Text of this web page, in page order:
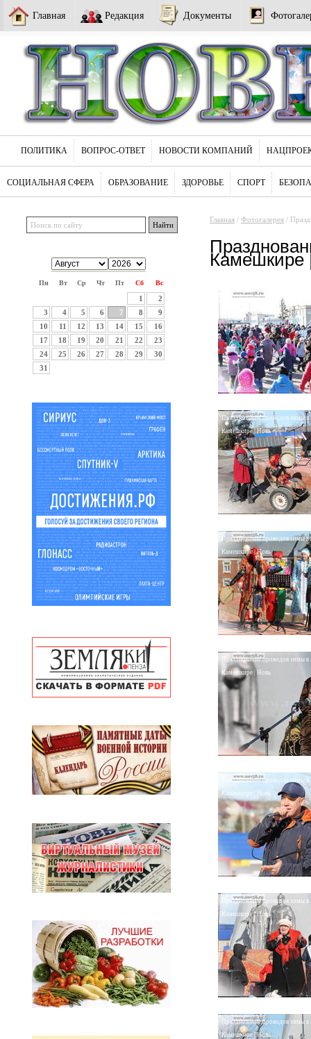
Главная Редакция Документы
ПОЛИТИКА ВОПРОС-ОТВЕТ НОВОСТИ КОМПАНИЙ
СОЦИАЛЬНАЯ СФЕРА ОБРАЗОВАНИЕ ЗДОРОВЬЕ СПОРТ
Пн Вт Ср Чт Пт Сб Вс
1
2
3
4 5 6 7 8
9
10
11 12 13 14 15
16
17
18 19 20 21 22
23
24
25 26 27 28 29
30
31
Главная / Фотогалерея /
Камешкире
Празднование проводов зимы в
Камешкире | Новь
Празднование проводов зимы в
Камешкире | Новь
Празднование проводов зимы в
Камешкире | Новь
Празднование проводов зимы в
Камешкире | Новь
Празднование проводов зимы в
Камешкире | Новь
Празднование проводов зимы в
Камешкире | Новь
Празднование проводов зимы в
Камешкире | Новь